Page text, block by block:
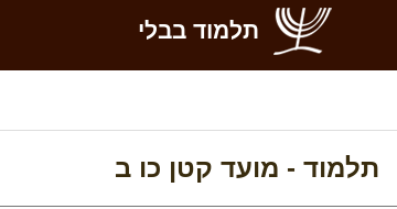
תלמוד בבלי
תלמוד - מועד קטן כו ב